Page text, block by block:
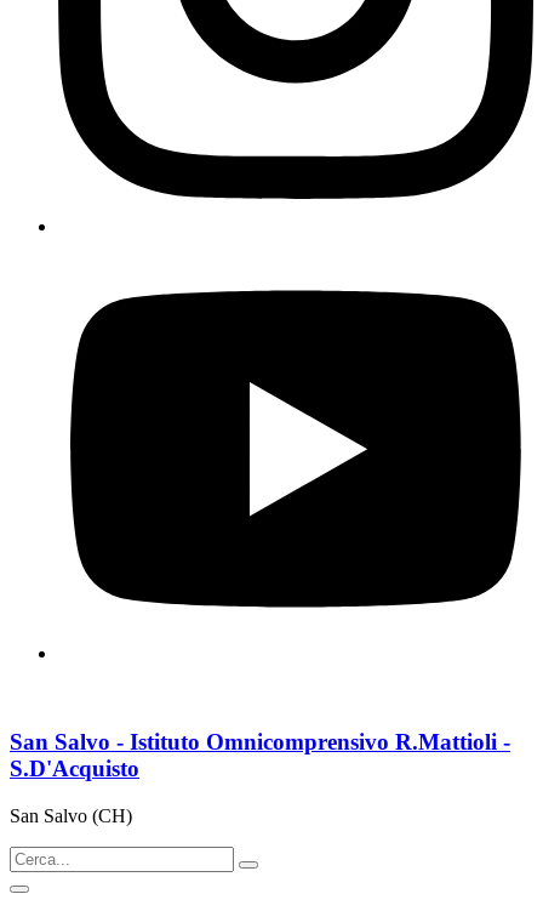
San Salvo - Istituto Omnicomprensivo R.Mattioli -
S.D'Acquisto
San Salvo (CH)